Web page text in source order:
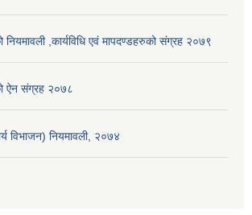
नियमावली ,कार्यविधि एवं मापदण्डहरुको संग्रह २०७९
ऐन संग्रह २०७८
विभाजन) नियमावली, २०७४